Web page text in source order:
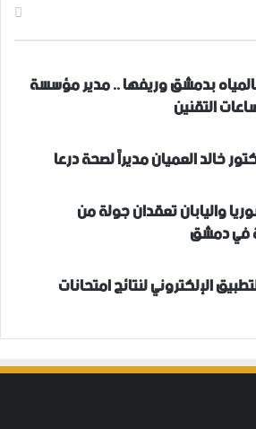
بدمشق وريفها .. مدير مؤسسة
التقنين
خالد العميان مديراً لصحة درعا
واليابان تعقدان جولة من
في دمشق
الإلكتروني لنتائج امتحانات